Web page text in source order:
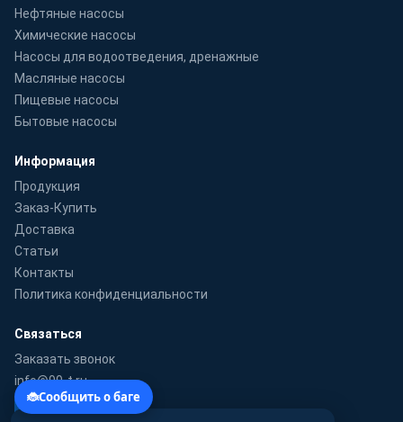
Нефтяные насосы
Химические насосы
Насосы для водоотведения, дренажные
Масляные насосы
Пищевые насосы
Бытовые насосы
Информация
Продукция
Заказ-Купить
Доставка
Статьи
Контакты
Политика конфиденциальности
Связаться
Заказать звонок
info@99-t.ru
WhatsApp